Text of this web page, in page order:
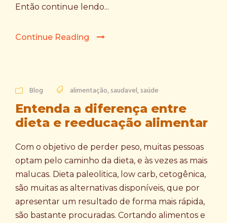
Então continue lendo...
Continue Reading
Blog alimentação,saudavel,saúde
Entenda a diferença entre
dieta e reeducação alimentar
Com o objetivo de perder peso, muitas pessoas
optam pelo caminho da dieta, e às vezes as mais
malucas. Dieta paleolitica, low carb, cetogênica,
são muitas as alternativas disponíveis, que por
apresentar um resultado de forma mais rápida,
são bastante procuradas. Cortando alimentos e